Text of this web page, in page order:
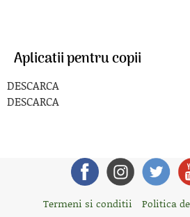
Aplicatii pentru copii
DESCARCA
DESCARCA
Termeni si conditii
Politica